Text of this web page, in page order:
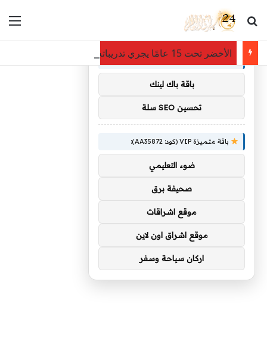
بحث عن
الأخضر تحت 15 عامًا يجري تدريباته في معسكر أبها
توصيات :
باقة متميزة VIP (كود: AA11138):
باقة باك لينك
تحسين SEO سلة
باقة متميزة VIP (كود: AA35872):
ضوء التعليمي
صحيفة برق
موقع اشراقات
موقع اشراق اون لاين
اركان سياحة وسفر